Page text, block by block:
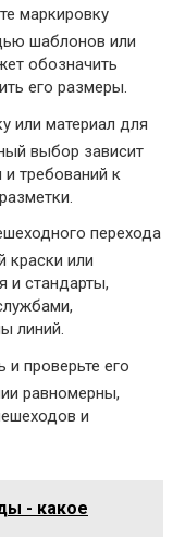
маркировку
шаблонов или
обозначить
его размеры.
или материал для
выбор зависит
требований к
перехода
краски или
и стандарты,
линий.
и проверьте его
равномерны,
и
- какое